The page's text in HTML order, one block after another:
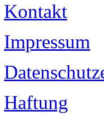
Kontakt
Impressum
Haftung